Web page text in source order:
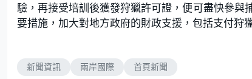
驗，再接受培訓後獲發狩獵許可證，便可盡快參
要措施，加大對地方政府的財政支援，包括支付狩
新聞資訊 兩岸國際 首頁新聞